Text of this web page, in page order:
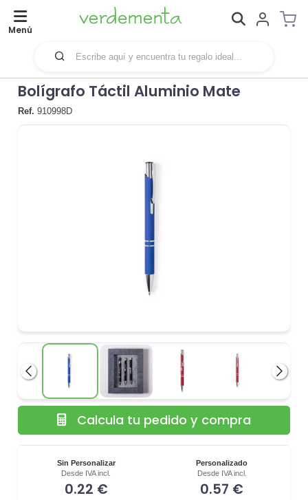
Menú
Bolígrafo Táctil Aluminio Mate
Ref. 910998D
Anterior
Sin Personalizar
Desde IVA incl.
0.22 €
Personalizado
Desde IVA incl.
0.57 €
Calcula tu pedido y compra